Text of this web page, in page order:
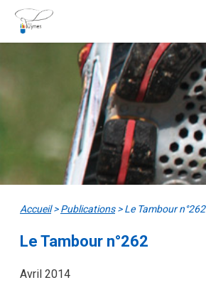
Accueil>Publications>Le Tambour n°262
Le Tambour n°262
Avril 2014